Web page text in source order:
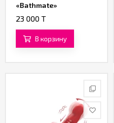
«Bathmate»
23 000 T
В корзину